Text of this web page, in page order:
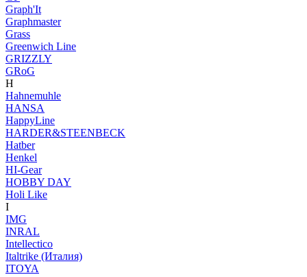
Graph'It
Graphmaster
Grass
Greenwich Line
GRIZZLY
GRoG
H
Hahnemuhle
HANSA
HappyLine
HARDER&STEENBECK
Hatber
Henkel
HI-Gear
HOBBY DAY
Holi Like
I
IMG
INRAL
Intellectico
Italtrike (Италия)
ITOYA